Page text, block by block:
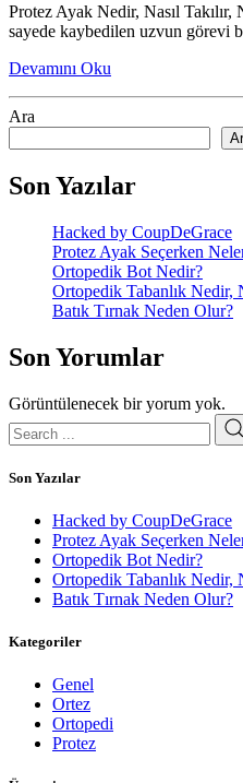
Protez Ayak Nedir, Nasıl Takılır,
sayede kaybedilen uzvun
Devamını Oku
Ara
Son Yazılar
Hacked by CoupDeGrace
Protez Ayak Seçerken
Ortopedik Bot Nedir?
Ortopedik Tabanlık Nedir,
Batık Tırnak Neden Olur?
Son Yorumlar
Görüntülenecek bir yorum yok.
Son Yazılar
Hacked by CoupDeGrace
Protez Ayak Seçerken
Ortopedik Bot Nedir?
Ortopedik Tabanlık Nedir,
Batık Tırnak Neden Olur?
Kategoriler
Genel
Ortez
Ortopedi
Protez